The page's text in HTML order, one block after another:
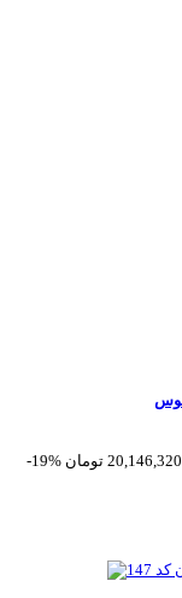
-19%
20,146,320 تومان